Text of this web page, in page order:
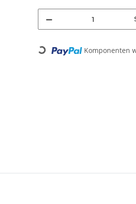
Loading... Komponenten